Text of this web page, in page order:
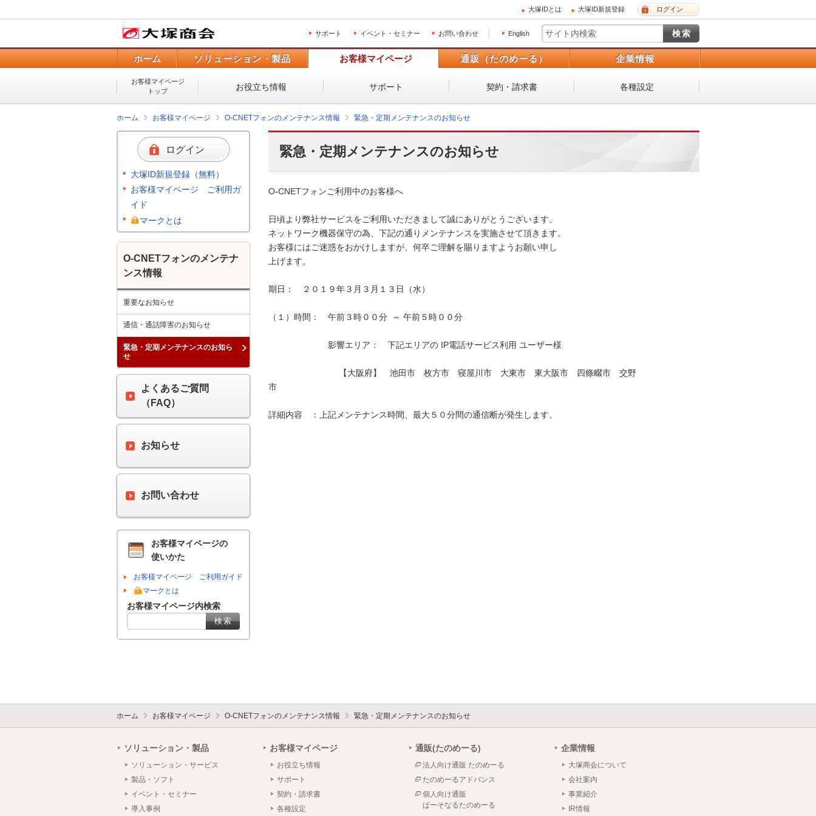
大塚IDとは 大塚ID新規登録 ログイン
サポート イベント・セミナー お問い合わせ English
ホーム ソリューション・製品 お客様マイページ 通販（たのめーる） 企業情報
お客様マイページ
トップ
お役立ち情報 サポート 契約・請求書 各種設定
ホーム お客様マイページ O-CNETフォンのメンテナンス情報 緊急・定期メンテナンスのお知らせ
緊急・定期メンテナンスのお知らせ
O-CNETフォンご利用中のお客様へ
日頃より弊社サービスをご利用いただきまして誠にありがとうございます。
ネットワーク機器保守の為、下記の通りメンテナンスを実施させて頂きます。
お客様にはご迷惑をおかけしますが、何卒ご理解を賜りますようお願い申し
上げます。
期日：　２０１９年３月３月１３日（水）
（１）時間：　午前３時００分  ～ 午前５時００分
影響エリア：　下記エリアの IP電話サービス利用 ユーザー様
【大阪府】　池田市　枚方市　寝屋川市　大東市　東大阪市　四條畷市　交野
市
詳細内容　：上記メンテナンス時間、最大５０分間の通信断が発生します。
ログイン
大塚ID新規登録（無料）
お客様マイページ ご利用ガ
イド
マークとは
O-CNETフォンのメンテナ
ンス情報
重要なお知らせ
通信・通話障害のお知らせ
緊急・定期メンテナンスのお知ら
せ
よくあるご質問
（FAQ）
お知らせ
お問い合わせ
お客様マイページの
使いかた
お客様マイページ ご利用ガイド
マークとは
お客様マイページ内検索
ホーム お客様マイページ O-CNETフォンのメンテナンス情報 緊急・定期メンテナンスのお知らせ
ソリューション・製品
ソリューション・サービス
製品・ソフト
イベント・セミナー
導入事例
お客様マイページ
お役立ち情報
サポート
契約・請求書
各種設定
通販(たのめーる)
法人向け通販 たのめーる
たのめーるアドバンス
個人向け通販
ぱーそなるたのめーる
企業情報
大塚商会について
会社案内
事業紹介
IR情報